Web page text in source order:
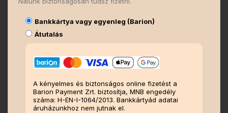
Bankkártya vagy egyenleg (Barion)
Átutalás
A kényelmes és biztonságos online fizetést a
Barion Payment Zrt. biztosítja, MNB engedély
száma: H-EN-I-1064/2013. Bankkártyád adatai
áruházunkhoz nem jutnak el.